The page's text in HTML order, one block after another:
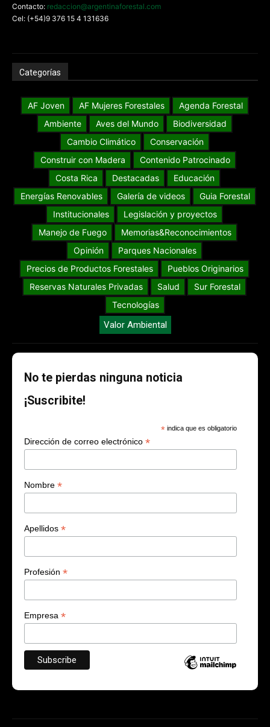
Contacto: redaccion@argentinaforestal.com
Cel: (+54)9 376 15 4 131636
Categorías
AF Joven AF Mujeres Forestales
Agenda Forestal
Ambiente
Aves del Mundo
Biodiversidad
Cambio Climático
Conservación
Construir con Madera
Contenido Patrocinado
Costa Rica
Destacadas
Educación
Energías Renovables
Galería de videos
Guia Forestal
Institucionales
Legislación y proyectos
Manejo de Fuego
Memorias&Reconocimientos
Opinión
Parques Nacionales
Precios de Productos Forestales
Pueblos Originarios
Reservas Naturales Privadas
Salud
Sur Forestal
Tecnologías
Valor Ambiental
No te pierdas ninguna noticia
¡Suscribite!
* indica que es obligatorio
Dirección de correo electrónico *
Nombre *
Apellidos *
Profesión *
Empresa *